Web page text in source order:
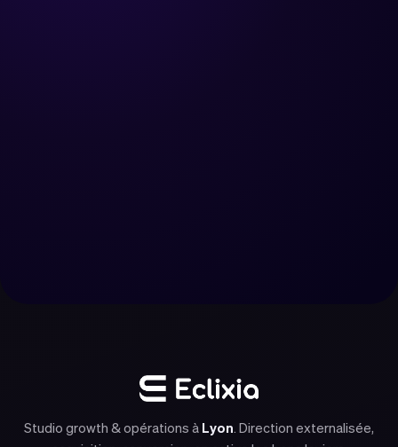
Studio growth & opérations à Lyon. Direction externalisée,